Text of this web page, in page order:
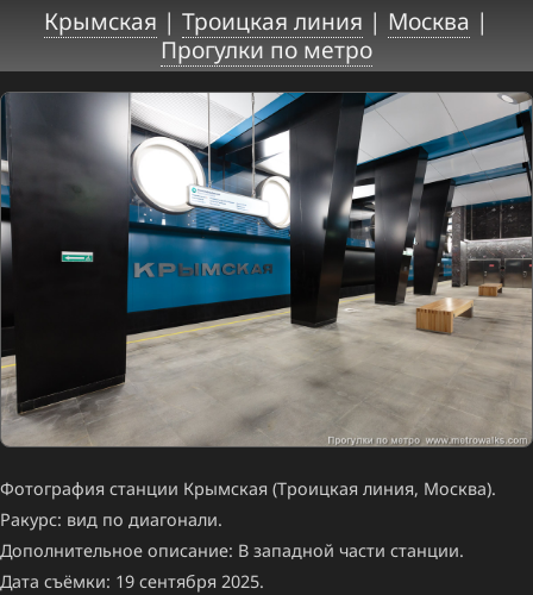
Крымская | Троицкая линия | Москва |
Прогулки по метро
Фотография станции Крымская (Троицкая линия, Москва).
Ракурс: вид по диагонали.
Дополнительное описание: В западной части станции.
Дата съёмки: 19 сентября 2025.